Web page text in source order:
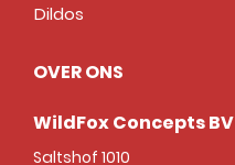
Dildos
OVER ONS
WildFox Concepts BV
Saltshof 1010